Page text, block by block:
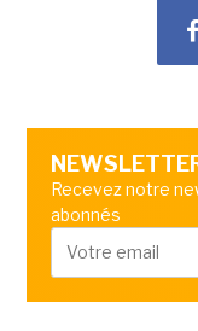
Recevez notre
abonnés